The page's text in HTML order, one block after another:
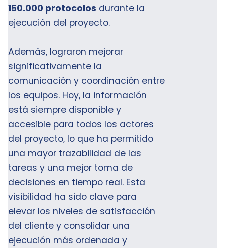
150.000 protocolos durante la
ejecución del proyecto.
Además, lograron mejorar
significativamente la
comunicación y coordinación entre
los equipos. Hoy, la información
está siempre disponible y
accesible para todos los actores
del proyecto, lo que ha permitido
una mayor trazabilidad de las
tareas y una mejor toma de
decisiones en tiempo real. Esta
visibilidad ha sido clave para
elevar los niveles de satisfacción
del cliente y consolidar una
ejecución más ordenada y